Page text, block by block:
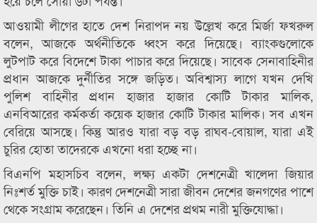
আওয়ামী লীগের হাতে দেশ নিরাপদ নয় উল্লেখ করে মির্জা ফখরুল
বলেন, আজকে অর্থনীতিকে ধ্বংস করে দিয়েছে। ব্যাংকগুলোকে
লুটপাট করে বিদেশে টাকা পাচার করে দিয়েছে। সাবেক সেনাবাহিনীর
প্রধান আজকে দুর্নীতির সঙ্গে জড়িত। অবিশ্বাস্য লাগে যখন দেখি
পুলিশ বাহিনীর প্রধান হাজার হাজার কোটি টাকার মালিক,
এনবিআরের কর্মকর্তা কয়েক হাজার কোটি টাকার মালিক। সব এখন
বেরিয়ে আসছে। কিন্তু আরও যারা বড় বড় রাঘব-বোয়াল, যারা এই
চুরির হোতা তাদেরকে এখনো ধরা হচ্ছে না।
বিএনপি মহাসচিব বলেন, লক্ষ্য একটা দেশনেত্রী খালেদা জিয়ার
নিঃশর্ত মুক্তি চাই। কারণ দেশনেত্রী সারা জীবন দেশের জনগণের পাশে
থেকে সংগ্রাম করেছেন। তিনি এ দেশের প্রথম নারী মুক্তিযোদ্ধা।